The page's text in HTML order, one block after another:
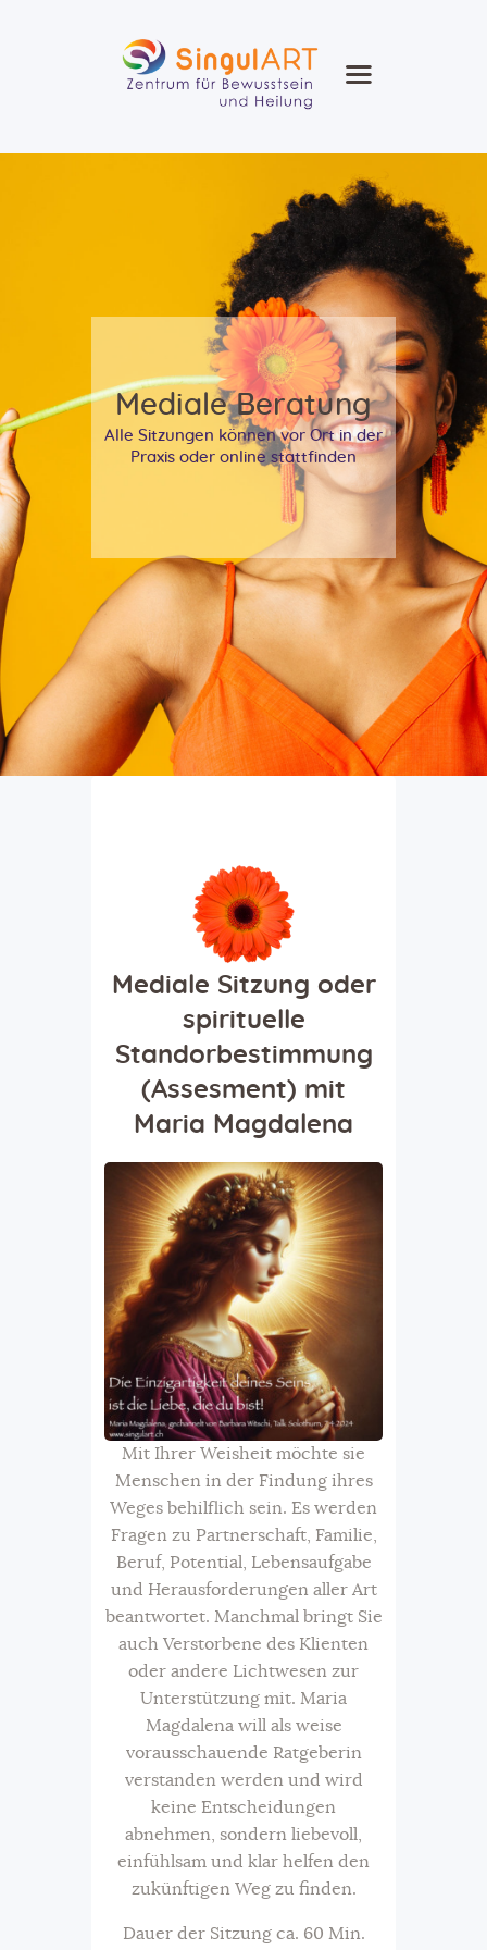
Mediale Beratung
Alle Sitzungen können vor Ort in der
Praxis oder online stattfinden
Mediale Sitzung oder
spirituelle
Standorbestimmung
(Assesment) mit
Maria Magdalena
Mit Ihrer Weisheit möchte sie
Menschen in der Findung ihres
Weges behilflich sein. Es werden
Fragen zu Partnerschaft, Familie,
Beruf, Potential, Lebensaufgabe
und Herausforderungen aller Art
beantwortet. Manchmal bringt Sie
auch Verstorbene des Klienten
oder andere Lichtwesen zur
Unterstützung mit. Maria
Magdalena will als weise
vorausschauende Ratgeberin
verstanden werden und wird
keine Entscheidungen
abnehmen, sondern liebevoll,
einfühlsam und klar helfen den
zukünftigen Weg zu finden.
Dauer der Sitzung ca. 60 Min.